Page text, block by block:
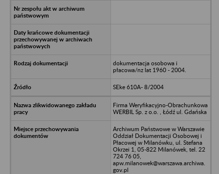
dokumentacja osobowa i
płacowa/nz lat 1960 - 2004.
SEke 610A- 8/2004
Firma Weryfikacyjno-Obrachunkowa
WERBIL Sp. z o.o. , Łódź ul. Gdańska
Archiwum Państwowe w Warszawie
Oddział Dokumentacji Osobowej i
Płacowej w Milanówku, ul. Stefana
Okrzei 1, 05-822 Milanówek, tel. 22
724 76 05,
apw.milanowek@warszawa.archiwa.
gov.pl